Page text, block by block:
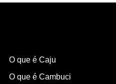
O que é Caju
O que é Cambuci